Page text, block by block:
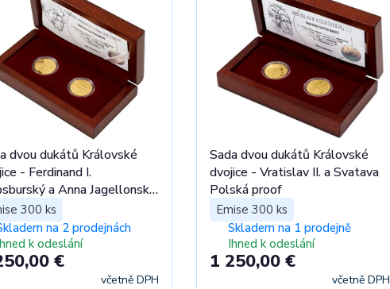
dvou dukátů Královské
- Ferdinand I.
a Anna Jagellonská
300 ks
na 2 prodejnách
k odeslání
€
včetně DPH
Sada dvou dukátů Královské
dvojice - Vratislav II. a Svatava
Polská proof
Emise 300 ks
Skladem na 1 prodejně
Ihned k odeslání
1 250,00 €
včetně DPH